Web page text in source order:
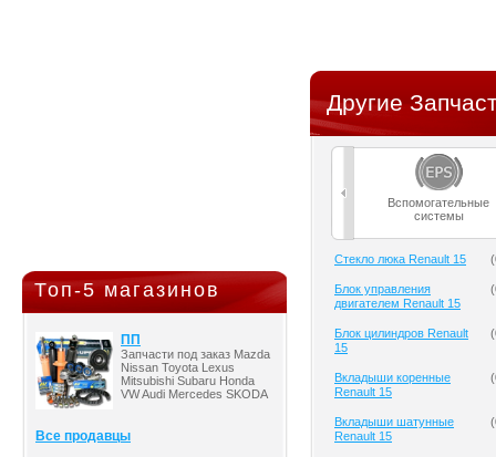
Топ-5 магазинов
ПП
Запчасти под заказ Mazda
Nissan Toyota Lexus
Mitsubishi Subaru Honda
VW Audi Mercedes SKODA
Все продавцы
Другие
Вспомогательные
системы
Cтекло люка Renault 15 (
Блок управления
двигателем Renault 15
(
Блок цилиндров Renault
15
(
Вкладыши коренные
Renault 15
(
Вкладыши шатунные
Renault 15
(